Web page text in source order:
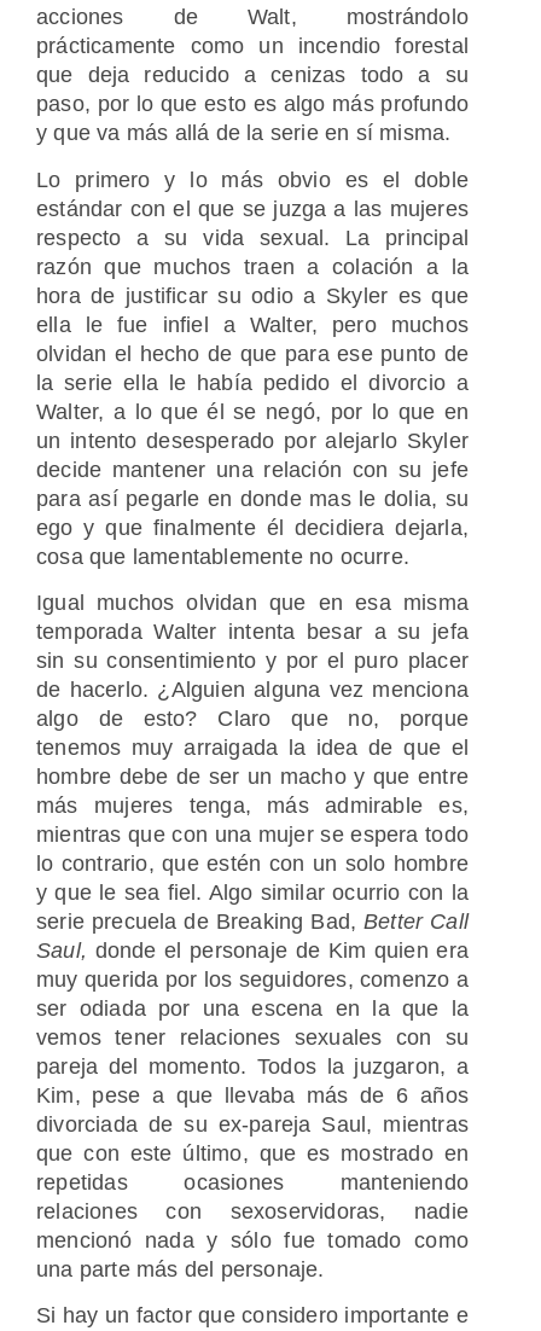
acciones de Walt, mostrándolo
prácticamente como un incendio forestal
que deja reducido a cenizas todo a su
paso, por lo que esto es algo más profundo
y que va más allá de la serie en sí misma.
Lo primero y lo más obvio es el doble
estándar con el que se juzga a las mujeres
respecto a su vida sexual. La principal
razón que muchos traen a colación a la
hora de justificar su odio a Skyler es que
ella le fue infiel a Walter, pero muchos
olvidan el hecho de que para ese punto de
la serie ella le había pedido el divorcio a
Walter, a lo que él se negó, por lo que en
un intento desesperado por alejarlo Skyler
decide mantener una relación con su jefe
para así pegarle en donde mas le dolia, su
ego y que finalmente él decidiera dejarla,
cosa que lamentablemente no ocurre.
Igual muchos olvidan que en esa misma
temporada Walter intenta besar a su jefa
sin su consentimiento y por el puro placer
de hacerlo. ¿Alguien alguna vez menciona
algo de esto? Claro que no, porque
tenemos muy arraigada la idea de que el
hombre debe de ser un macho y que entre
más mujeres tenga, más admirable es,
mientras que con una mujer se espera todo
lo contrario, que estén con un solo hombre
y que le sea fiel. Algo similar ocurrio con la
serie precuela de Breaking Bad,Better Call
Saul, donde el personaje de Kim quien era
muy querida por los seguidores, comenzo a
ser odiada por una escena en la que la
vemos tener relaciones sexuales con su
pareja del momento. Todos la juzgaron, a
Kim, pese a que llevaba más de 6 años
divorciada de su ex-pareja Saul, mientras
que con este último, que es mostrado en
repetidas ocasiones manteniendo
relaciones con sexoservidoras, nadie
mencionó nada y sólo fue tomado como
una parte más del personaje.
Si hay un factor que considero importante e